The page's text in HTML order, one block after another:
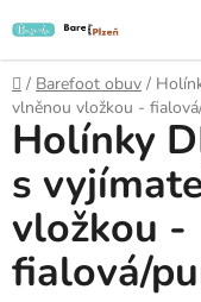
na
obsah
Domů
/ Barefoot obuv /
vlněnou vložkou -
Holínky
s
vložkou -
fialová/